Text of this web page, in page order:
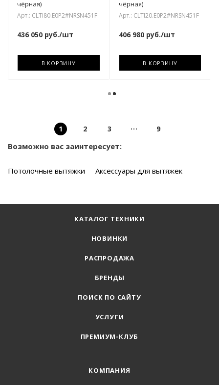
чёрная)
Арт.: CLTI80.E0P2#NRSN451F
436 050 руб./шт
В КОРЗИНУ
чёрная)
Арт.: CLTI20.E0P2#NRSN451F
406 980руб./шт
В КОРЗИНУ
1 2 3 9
Возможно вас заинтересует:
Потолочные вытяжки Аксессуары для вытяжек
КАТАЛОГ ТЕХНИКИ
НОВИНКИ
РАСПРОДАЖА
БРЕНДЫ
ПОИСК ПО САЙТУ
УСЛУГИ
ПРЕМИУМ-КЛУБ
КОМПАНИЯ